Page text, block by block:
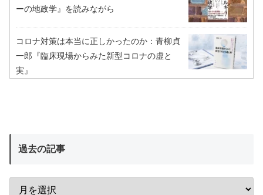
ーの地政学』を読みながら
コロナ対策は本当に正しかったのか：青柳貞
一郎『臨床現場からみた新型コロナの虚と
実』
過去の記事